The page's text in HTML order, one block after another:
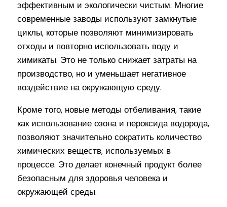
эффективным и экологически чистым. Многие
современные заводы используют замкнутые
циклы, которые позволяют минимизировать
отходы и повторно использовать воду и
химикаты. Это не только снижает затраты на
производство, но и уменьшает негативное
воздействие на окружающую среду.
Кроме того, новые методы отбеливания, такие
как использование озона и пероксида водорода,
позволяют значительно сократить количество
химических веществ, используемых в
процессе. Это делает конечный продукт более
безопасным для здоровья человека и
окружающей среды.